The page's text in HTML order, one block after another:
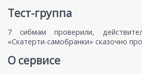
Тест-группа
7 сибмам проверили,
«Скатерти-самобранки» сказочно
О сервисе